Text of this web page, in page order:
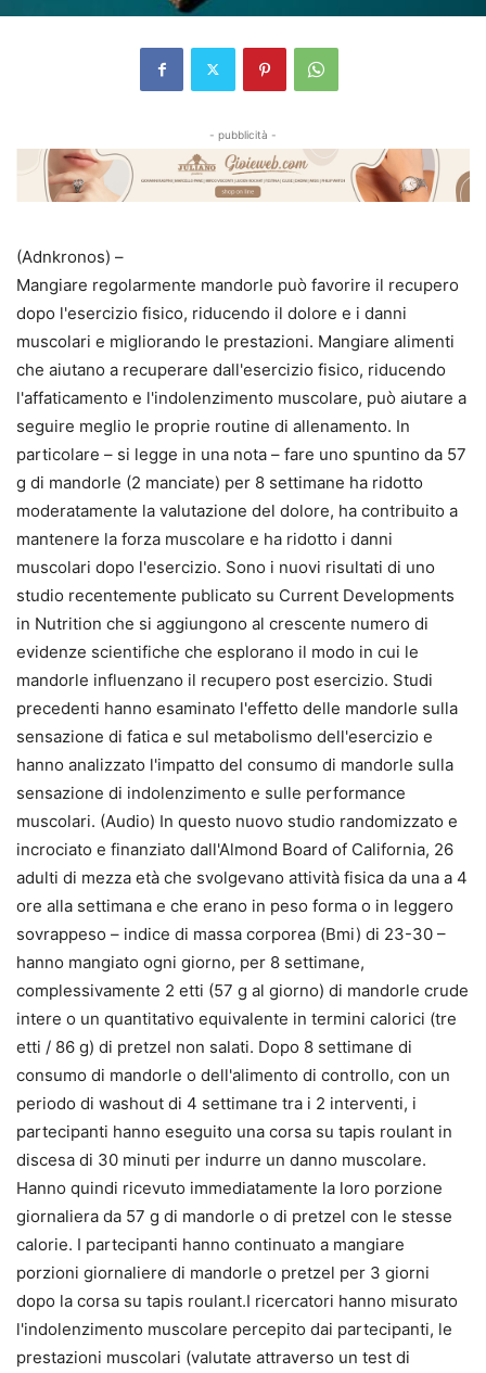
- pubblicità -
(Adnkronos) –
Mangiare regolarmente mandorle può favorire il recupero
dopo l'esercizio fisico, riducendo il dolore e i danni
muscolari e migliorando le prestazioni. Mangiare alimenti
che aiutano a recuperare dall'esercizio fisico, riducendo
l'affaticamento e l'indolenzimento muscolare, può aiutare a
seguire meglio le proprie routine di allenamento. In
particolare – si legge in una nota – fare uno spuntino da 57
g di mandorle (2 manciate) per 8 settimane ha ridotto
moderatamente la valutazione del dolore, ha contribuito a
mantenere la forza muscolare e ha ridotto i danni
muscolari dopo l'esercizio. Sono i nuovi risultati di uno
studio recentemente publicato su Current Developments
in Nutrition che si aggiungono al crescente numero di
evidenze scientifiche che esplorano il modo in cui le
mandorle influenzano il recupero post esercizio. Studi
precedenti hanno esaminato l'effetto delle mandorle sulla
sensazione di fatica e sul metabolismo dell'esercizio e
hanno analizzato l'impatto del consumo di mandorle sulla
sensazione di indolenzimento e sulle performance
muscolari. (Audio) In questo nuovo studio randomizzato e
incrociato e finanziato dall'Almond Board of California, 26
adulti di mezza età che svolgevano attività fisica da una a 4
ore alla settimana e che erano in peso forma o in leggero
sovrappeso – indice di massa corporea (Bmi) di 23-30 –
hanno mangiato ogni giorno, per 8 settimane,
complessivamente 2 etti (57 g al giorno) di mandorle crude
intere o un quantitativo equivalente in termini calorici (tre
etti / 86 g) di pretzel non salati. Dopo 8 settimane di
consumo di mandorle o dell'alimento di controllo, con un
periodo di washout di 4 settimane tra i 2 interventi, i
partecipanti hanno eseguito una corsa su tapis roulant in
discesa di 30 minuti per indurre un danno muscolare.
Hanno quindi ricevuto immediatamente la loro porzione
giornaliera da 57 g di mandorle o di pretzel con le stesse
calorie. I partecipanti hanno continuato a mangiare
porzioni giornaliere di mandorle o pretzel per 3 giorni
dopo la corsa su tapis roulant.I ricercatori hanno misurato
l'indolenzimento muscolare percepito dai partecipanti, le
prestazioni muscolari (valutate attraverso un test di